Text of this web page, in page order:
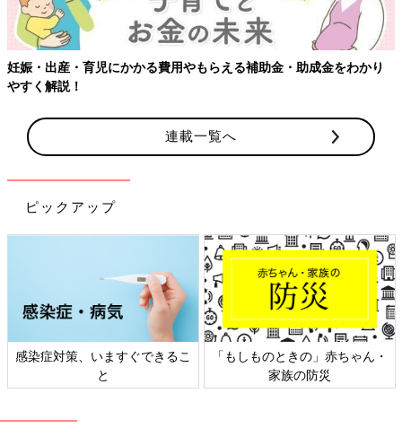
【ワクチン接種できるものも】妊婦の感染症対策、知っておいて！
連載一覧へ
ピックアップ
日本外来小児科学会リーフレッ
ト検討会
六星占術 細木かおりさんの人生
相談